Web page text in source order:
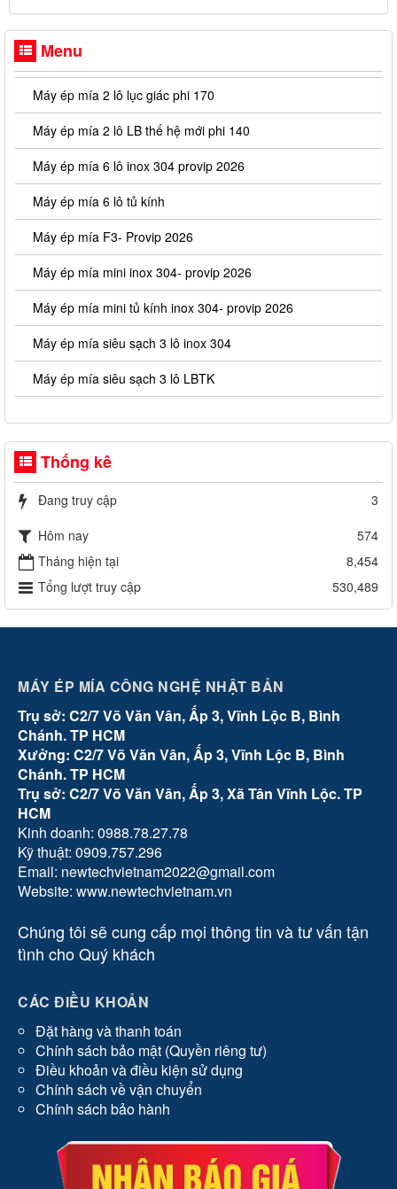
Menu
Máy ép mía 2 lô lục giác phi 170
Máy ép mía 2 lô LB thế hệ mới phi 140
Máy ép mía 6 lô inox 304 provip 2026
Máy ép mía 6 lô tủ kính
Máy ép mía F3- Provip 2026
Máy ép mía mini inox 304- provip 2026
Máy ép mía mini tủ kính inox 304- provip 2026
Máy ép mía siêu sạch 3 lô inox 304
Máy ép mía siêu sạch 3 lô LBTK
Thống kê
Đang truy cập
3
Hôm nay
574
Tháng hiện tại
8,454
Tổng lượt truy cập
530,489
MÁY ÉP MÍA CÔNG NGHỆ NHẬT BẢN
Trụ sở: C2/7 Võ Văn Vân, Ấp 3, Vĩnh Lộc B, Bình
Chánh. TP HCM
Xưởng: C2/7 Võ Văn Vân, Ấp 3, Vĩnh Lộc B, Bình
Chánh. TP HCM
Trụ sở: C2/7 Võ Văn Vân, Ấp 3, Xã Tân Vĩnh Lộc. TP
HCM
Kinh doanh: 0988.78.27.78
Kỹ thuật: 0909.757.296
Email: newtechvietnam2022@gmail.com
Website: www.newtechvietnam.vn
Chúng tôi sẽ cung cấp mọi thông tin và tư vấn tận
tình cho Quý khách
CÁC ĐIỀU KHOẢN
Đặt hàng và thanh toán
Chính sách bảo mật (Quyền riêng tư)
Điều khoản và điều kiện sử dụng
Chính sách về vận chuyển
Chính sách bảo hành